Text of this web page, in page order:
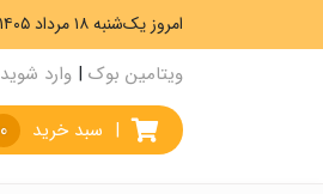
امروز یک‌شنبه ۱۸ مرداد ۱۴۰۵ آماده انجام سفارشات شما عزیزان هستیم. ارسال رایگان سفارشات بیشتر از 5،000،000 تومان.
ویتامین بوک | وارد شوید
| سبد خرید 0